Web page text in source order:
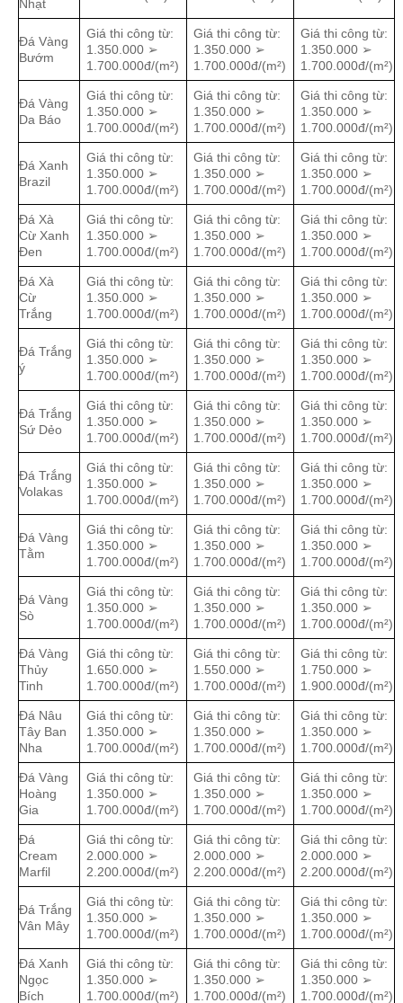
Nhạt
Đá Vàng
Bướm
Giá thi công từ:
1.350.000 ➢
1.700.000đ/(m²)
Giá thi công từ:
1.350.000 ➢
1.700.000đ/(m²)
Giá thi công từ:
1.350.000 ➢
1.700.000đ/(m²)
Đá Vàng
Da Báo
Giá thi công từ:
1.350.000 ➢
1.700.000đ/(m²)
Giá thi công từ:
1.350.000 ➢
1.700.000đ/(m²)
Giá thi công từ:
1.350.000 ➢
1.700.000đ/(m²)
Đá Xanh
Brazil
Giá thi công từ:
1.350.000 ➢
1.700.000đ/(m²)
Giá thi công từ:
1.350.000 ➢
1.700.000đ/(m²)
Giá thi công từ:
1.350.000 ➢
1.700.000đ/(m²)
Đá Xà
Cừ Xanh
Đen
Giá thi công từ:
1.350.000 ➢
1.700.000đ/(m²)
Giá thi công từ:
1.350.000 ➢
1.700.000đ/(m²)
Giá thi công từ:
1.350.000 ➢
1.700.000đ/(m²)
Đá Xà
Cừ
Trắng
Giá thi công từ:
1.350.000 ➢
1.700.000đ/(m²)
Giá thi công từ:
1.350.000 ➢
1.700.000đ/(m²)
Giá thi công từ:
1.350.000 ➢
1.700.000đ/(m²)
Đá Trắng
ý
Giá thi công từ:
1.350.000 ➢
1.700.000đ/(m²)
Giá thi công từ:
1.350.000 ➢
1.700.000đ/(m²)
Giá thi công từ:
1.350.000 ➢
1.700.000đ/(m²)
Đá Trắng
Sứ Dẻo
Giá thi công từ:
1.350.000 ➢
1.700.000đ/(m²)
Giá thi công từ:
1.350.000 ➢
1.700.000đ/(m²)
Giá thi công từ:
1.350.000 ➢
1.700.000đ/(m²)
Đá Trắng
Volakas
Giá thi công từ:
1.350.000 ➢
1.700.000đ/(m²)
Giá thi công từ:
1.350.000 ➢
1.700.000đ/(m²)
Giá thi công từ:
1.350.000 ➢
1.700.000đ/(m²)
Đá Vàng
Tằm
Giá thi công từ:
1.350.000 ➢
1.700.000đ/(m²)
Giá thi công từ:
1.350.000 ➢
1.700.000đ/(m²)
Giá thi công từ:
1.350.000 ➢
1.700.000đ/(m²)
Đá Vàng
Sò
Giá thi công từ:
1.350.000 ➢
1.700.000đ/(m²)
Giá thi công từ:
1.350.000 ➢
1.700.000đ/(m²)
Giá thi công từ:
1.350.000 ➢
1.700.000đ/(m²)
Đá Vàng
Thủy
Tinh
Giá thi công từ:
1.650.000 ➢
1.700.000đ/(m²)
Giá thi công từ:
1.550.000 ➢
1.700.000đ/(m²)
Giá thi công từ:
1.750.000 ➢
1.900.000đ/(m²)
Đá Nâu
Tây Ban
Nha
Giá thi công từ:
1.350.000 ➢
1.700.000đ/(m²)
Giá thi công từ:
1.350.000 ➢
1.700.000đ/(m²)
Giá thi công từ:
1.350.000 ➢
1.700.000đ/(m²)
Đá Vàng
Hoàng
Gia
Giá thi công từ:
1.350.000 ➢
1.700.000đ/(m²)
Giá thi công từ:
1.350.000 ➢
1.700.000đ/(m²)
Giá thi công từ:
1.350.000 ➢
1.700.000đ/(m²)
Đá
Cream
Marfil
Giá thi công từ:
2.000.000 ➢
2.200.000đ/(m²)
Giá thi công từ:
2.000.000 ➢
2.200.000đ/(m²)
Giá thi công từ:
2.000.000 ➢
2.200.000đ/(m²)
Đá Trắng
Vân Mây
Giá thi công từ:
1.350.000 ➢
1.700.000đ/(m²)
Giá thi công từ:
1.350.000 ➢
1.700.000đ/(m²)
Giá thi công từ:
1.350.000 ➢
1.700.000đ/(m²)
Đá Xanh
Ngọc
Bích
Giá thi công từ:
1.350.000 ➢
1.700.000đ/(m²)
Giá thi công từ:
1.350.000 ➢
1.700.000đ/(m²)
Giá thi công từ:
1.350.000 ➢
1.700.000đ/(m²)